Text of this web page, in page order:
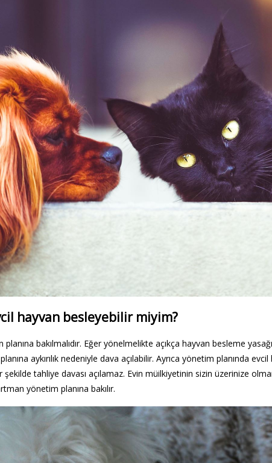
hayvan besleyebilir miyim?
bakılmalıdır. Eğer yönelmelikte açıkça hayvan besleme
aykırılık nedeniyle dava açılabilir. Ayrıca yönetim planında
şekilde tahliye davası açılamaz. Evin müilkiyetinin sizin üzerinize
yönetim planına bakılır.